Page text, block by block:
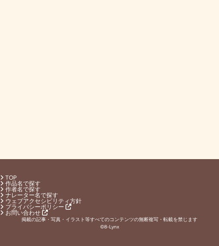
TOP
作品名で探す
作者名で探す
ナレーター名で探す
ウェブアクセシビリティ方針
プライバシーポリシー
お問い合わせ
掲載の記事・写真・イラスト等すべてのコンテンツの無断複写・転載を禁じます
©8-Lynx